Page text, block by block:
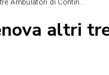
Ambulatori di Contin...
altri